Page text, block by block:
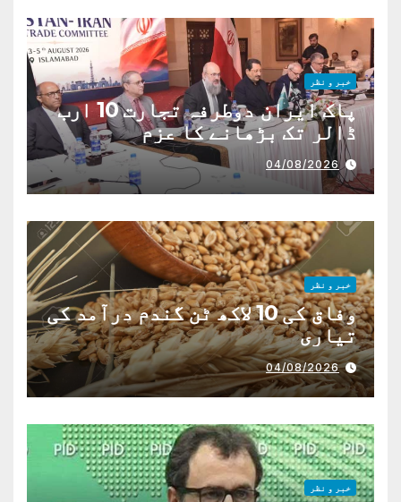
خبر و نظر
پاک ایران دوطرفہ تجارت 10 ارب
ڈالر تک بڑھانے کا عزم
04/08/2026
خبر و نظر
وفاق کی 10 لاکھ ٹن گندم درآمد کی
تیاری
04/08/2026
خبر و نظر